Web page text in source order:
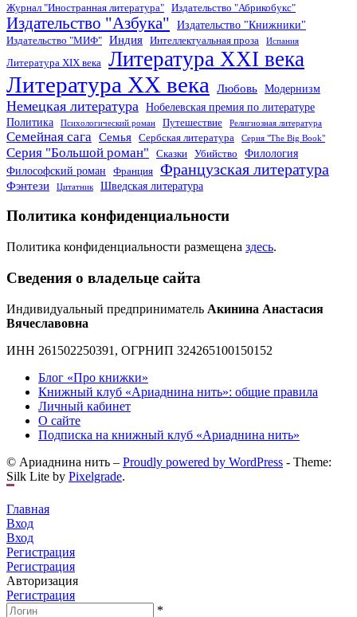
Журнал "Иностранная литература"
Издательство "Абрикобукс"
Издательство "Азбука" Издательство "Книжники"
Издательство "МИФ" Индия Интеллектуальная проза Испания
Литература XIX века Литература XXI века
Литература XX века Любовь Модернизм
Немецкая литература
Нобелевская премия по литературе
Политика
Психологический роман Путешествие Религиозная литература
Семейная сага Семья Сербская литература Серия "The Big Book"
Серия "Большой роман" Сказки Убийство
Филология
Философский роман
Франция Французская литература
Фэнтези Цитатник Шведская литература
Политика конфиденциальности
Политика конфиденциальности размещена здесь.
Сведения о владельце сайта
Индивидуальный предприниматель Акинина Анастасия
Вячеславовна
ИНН 261502250391, ОГРНИП 324265100150152
Блог «Про книжки»
Книжный клуб «Ариаднина нить»: общие правила
Личный кабинет
О сайте
Подписка на книжный клуб «Ариаднина нить»
© Ариаднина нить – Proudly powered by WordPress - Theme:
Silk Lite by Pixelgrade.
Главная
Вход
Вход
Регистрация
Регистрация
Авторизация
Регистрация
*